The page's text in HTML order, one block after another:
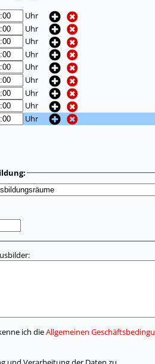
Uhr
Uhr
Uhr
Uhr
Uhr
Uhr
Uhr
Uhr
Uhr
ich dieAllgemeinen